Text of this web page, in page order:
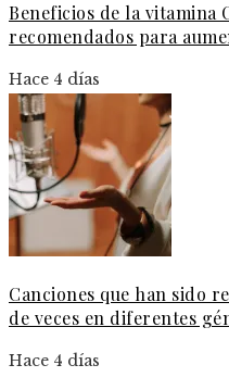
Beneficios de la vitamina
recomendados para
Hace 4 días
Canciones que han sido
de veces en diferentes
Hace 4 días